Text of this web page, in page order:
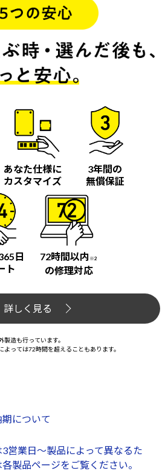
あなた仕様に
カスタマイズ
3年間の
無償保証
日
ト
72時間以内 ※2
の修理対応
詳しく見る
造も行っています。
っては72時間を超えることもあります。
について
営業日～製品によって異なるた
製品ページをご覧ください。